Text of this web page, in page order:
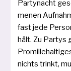
Partynacht
me­nen
fast jede
hält. Zu Partys
nichts trinkt,